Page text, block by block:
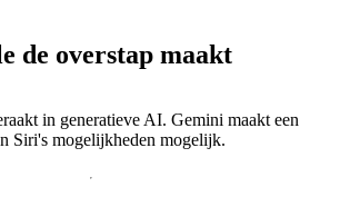
de overstap maakt
in generatieve AI. Gemini maakt een
Siri's mogelijkheden mogelijk.